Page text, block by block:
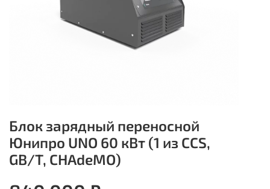
Блок зарядный переносной
Юнипро UNO 60 кВт (1 из CCS,
GB/T, СHAdeMO)